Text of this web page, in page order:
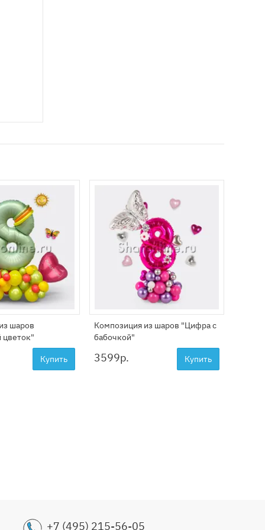
шаров
цветок"
Купить
Композиция из шаров "Цифра с
бабочкой"
3599р. Купить
+7 (495) 215-56-05